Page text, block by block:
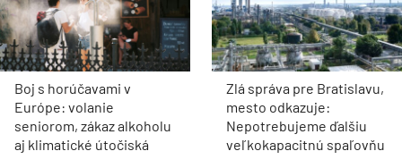
Boj s horúčavami v
Európe: volanie
seniorom, zákaz alkoholu
aj klimatické útočiská
Zlá správa pre Bratislavu,
mesto odkazuje:
Nepotrebujeme ďalšiu
veľkokapacitnú spaľovňu